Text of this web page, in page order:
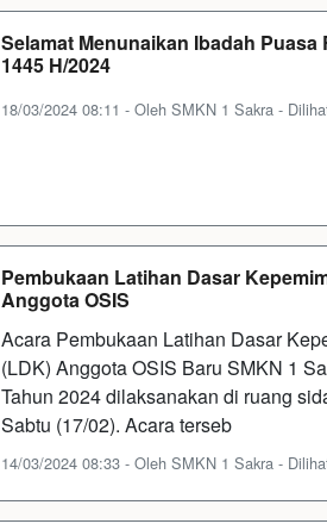
Selamat Menunaikan Ibadah Puasa
1445 H/2024
18/03/2024 08:11 - Oleh SMKN 1 Sakra -
Pembukaan Latihan Dasar
Anggota OSIS
Acara Pembukaan Latihan Dasar
(LDK) Anggota OSIS Baru SMKN 1
Tahun 2024 dilaksanakan di ruang
Sabtu (17/02). Acara terseb
14/03/2024 08:33 - Oleh SMKN 1 Sakra -